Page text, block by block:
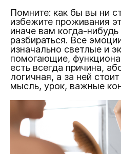
Помните: как бы вы ни
избежите проживания
иначе вам когда-
разбираться. Все
изначально светлые и
помогающие,
есть всегда причина,
логичная, а за ней
мысль, урок, важные